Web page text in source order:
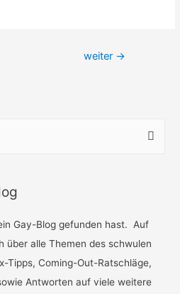
weiter →
Gay-Blog gefunden hast. Auf
über alle Themen des schwulen
Tipps, Coming-Out-Ratschläge,
Antworten auf viele weitere